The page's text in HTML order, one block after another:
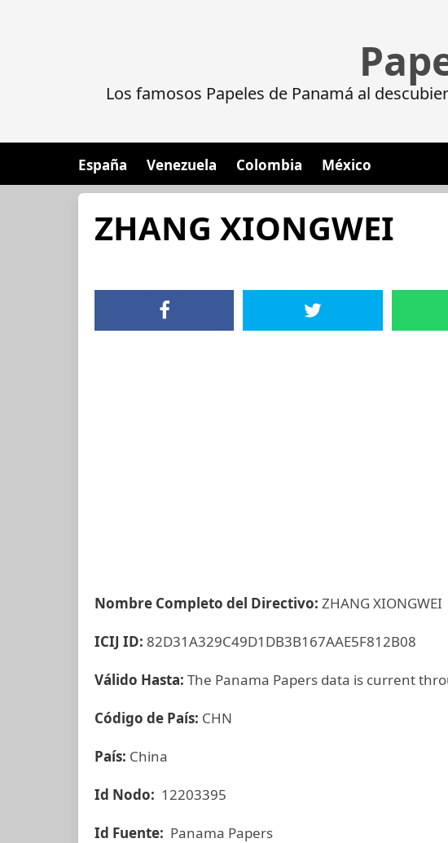
Los famosos Papeles de Panamá al
España Venezuela Colombia México
ZHANG XIONGWEI
Nombre Completo del Directivo: ZHANG XIONGWEI
ICIJ ID: 82D31A329C49D1DB3B167AAE5F812B08
Válido Hasta: The Panama Papers data is current
Código de País: CHN
País: China
Id Nodo: 12203395
Id Fuente: Panama Papers